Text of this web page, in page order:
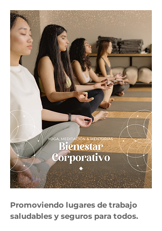
Promoviendo lugares de trabajo
saludables y seguros para todos.